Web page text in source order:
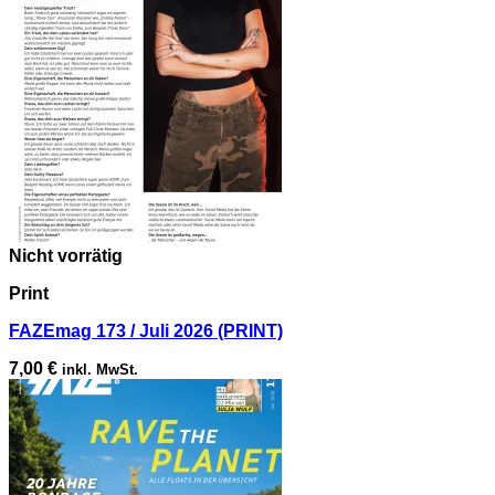
Nicht vorrätig
Print
FAZEmag 173 / Juli 2026 (PRINT)
7,00 € inkl. MwSt.